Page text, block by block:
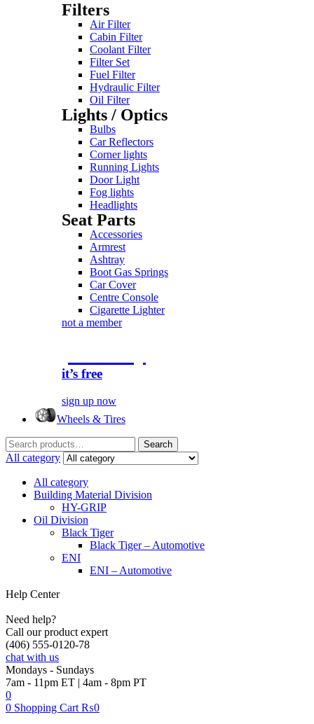
Filters
Air Filter
Cabin Filter
Coolant Filter
Filter Set
Fuel Filter
Hydraulic Filter
Oil Filter
Lights / Optics
Bulbs
Car Reflectors
Corner lights
Running Lights
Door Light
Fog lights
Headlights
Seat Parts
Accessories
Armrest
Ashtray
Boot Gas Springs
Car Cover
Centre Console
Cigarette Lighter
not a member
it’s free
sign up now
Wheels & Tires
Search
for:
Search
All category
All category
Building Material Division
HY-GRIP
Oil Division
Black Tiger
Black Tiger – Automotive
ENI
ENI – Automotive
Help Center
Need help?
Call our product expert
(406) 555-0120-78
chat with us
Mondays - Sundays
7am - 11pm ET | 4am - 8pm PT
0
0 Shopping Cart ₨0